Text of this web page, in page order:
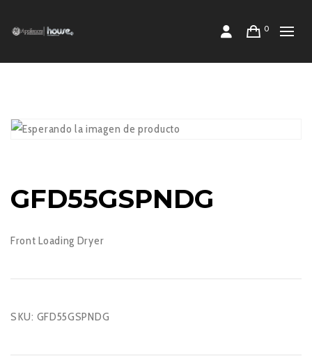
0
GFD55GSPNDG
Front Loading Dryer
SKU: GFD55GSPNDG